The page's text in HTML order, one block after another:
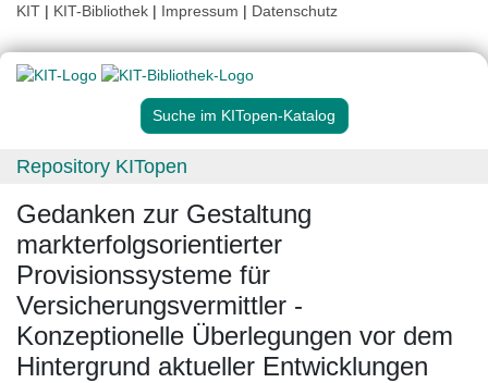
KIT | KIT-Bibliothek | Impressum | Datenschutz
Suche im KITopen-Katalog
Repository KITopen
Gedanken zur Gestaltung
markterfolgsorientierter
Provisionssysteme für
Versicherungsvermittler -
Konzeptionelle Überlegungen vor dem
Hintergrund aktueller Entwicklungen